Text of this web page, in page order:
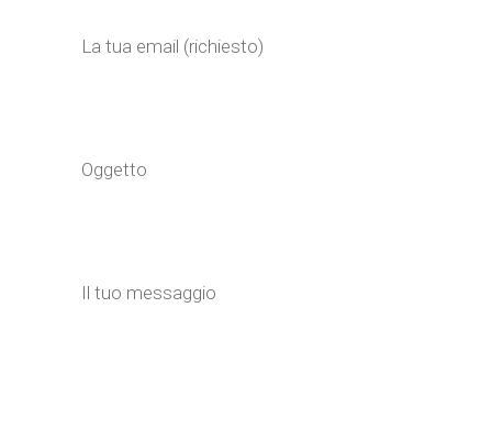
La tua email (richiesto)
Oggetto
Il tuo messaggio